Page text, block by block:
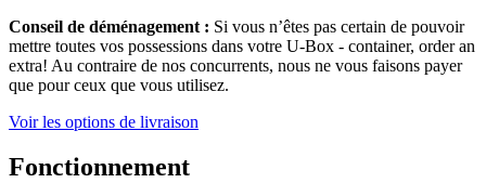
Conseil de déménagement : Si vous n’êtes pas certain de pouvoir
mettre toutes vos possessions dans votre U-Box - container, order an
extra! Au contraire de nos concurrents, nous ne vous faisons payer
que pour ceux que vous utilisez.
Voir les options de livraison
Fonctionnement